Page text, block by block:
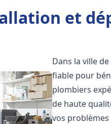
et
Dans la ville de
fiable pour
plombiers
de haute
vos